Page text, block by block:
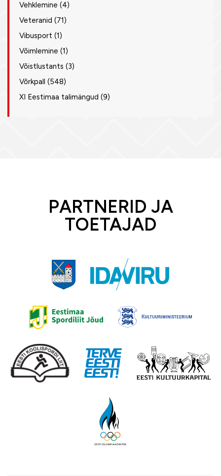
Vehklemine (4)
Veteranid (71)
Vibusport (1)
Võimlemine (1)
Võistlustants (3)
Võrkpall (548)
XI Eestimaa talimängud (9)
PARTNERID JA
TOETAJAD